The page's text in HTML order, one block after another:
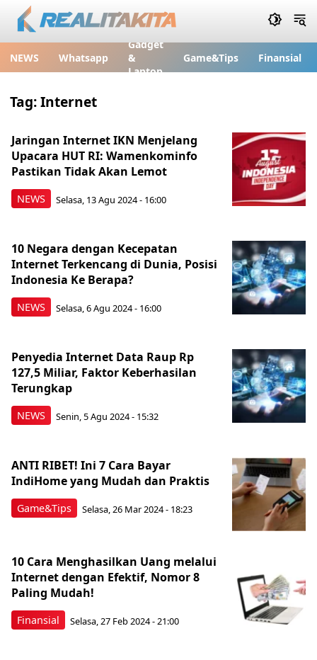
NEWS Whatsapp
Gadget
&
Laptop
Game&Tips Finansial
Tag:Internet
NEWS
Jaringan Internet IKN Menjelang
Upacara HUT RI: Wamenkominfo
Pastikan Tidak Akan Lemot
Selasa, 13 Agu 2024 - 16:00
NEWS
10 Negara dengan Kecepatan
Internet Terkencang di Dunia, Posisi
Indonesia Ke Berapa?
Selasa, 6 Agu 2024 - 16:00
NEWS
Penyedia Internet Data Raup Rp
127,5 Miliar, Faktor Keberhasilan
Terungkap
Senin, 5 Agu 2024 - 15:32
Game&Tips
ANTI RIBET! Ini 7 Cara Bayar
IndiHome yang Mudah dan Praktis
Selasa, 26 Mar 2024 - 18:23
Finansial
10 Cara Menghasilkan Uang melalui
Internet dengan Efektif, Nomor 8
Paling Mudah!
Selasa, 27 Feb 2024 - 21:00